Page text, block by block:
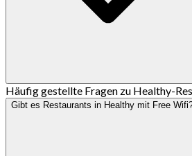
Häufig gestellte Fragen zu Healthy-
Gibt es Restaurants in Healthy mit Free